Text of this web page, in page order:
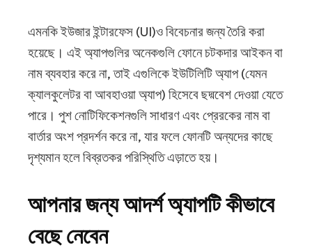
এমনকি ইউজার ইন্টারফেস (UI)ও বিবেচনার জন্য তৈরি করা
হয়েছে। এই অ্যাপগুলির অনেকগুলি ফোনে চটকদার আইকন বা
নাম ব্যবহার করে না, তাই এগুলিকে ইউটিলিটি অ্যাপ (যেমন
ক্যালকুলেটর বা আবহাওয়া অ্যাপ) হিসেবে ছদ্মবেশ দেওয়া যেতে
পারে। পুশ নোটিফিকেশনগুলি সাধারণ এবং প্রেরকের নাম বা
বার্তার অংশ প্রদর্শন করে না, যার ফলে ফোনটি অন্যদের কাছে
দৃশ্যমান হলে বিব্রতকর পরিস্থিতি এড়াতে হয়।
আপনার জন্য আদর্শ অ্যাপটি কীভাবে
বেছে নেবেন